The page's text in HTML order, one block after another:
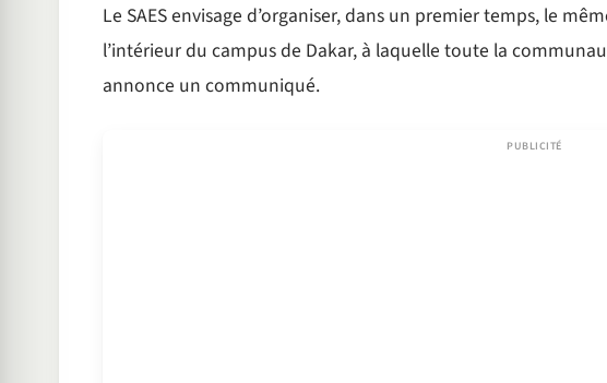
Le SAES envisage d’organiser, dans un premier temps, le
l’intérieur du campus de Dakar, à laquelle toute la
annonce un communiqué.